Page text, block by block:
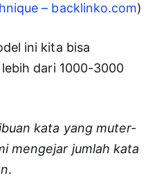
– backlinko.com)
ini kita bisa
dari 1000-3000
kata yang muter-
mengejar jumlah kata
.